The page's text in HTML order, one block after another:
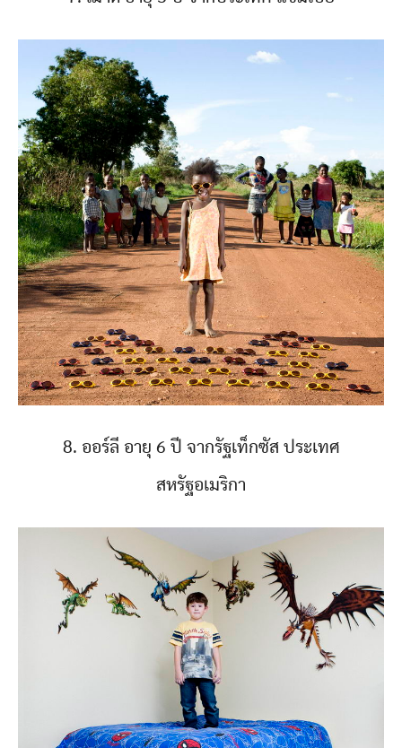
8. ออร์ลี อายุ 6 ปี จากรัฐเท็กซัส ประเทศ
สหรัฐอเมริกา